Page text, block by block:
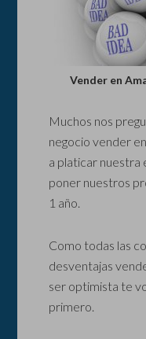
Vender en
Muchos nos
negocio vender
a platicar nuestra
poner nuestros
1 año.
Como todas las
desventajas
ser optimista te
primero.